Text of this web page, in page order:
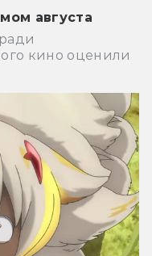
августа
кино оценили